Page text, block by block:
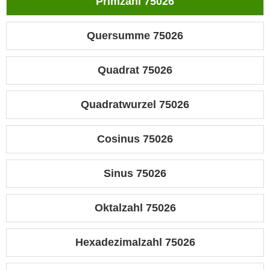
Quersumme 75026
Quadrat 75026
Quadratwurzel 75026
Cosinus 75026
Sinus 75026
Oktalzahl 75026
Hexadezimalzahl 75026